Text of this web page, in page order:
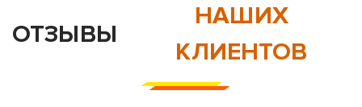
ОТЗЫВЫ
НАШИХ
КЛИЕНТОВ